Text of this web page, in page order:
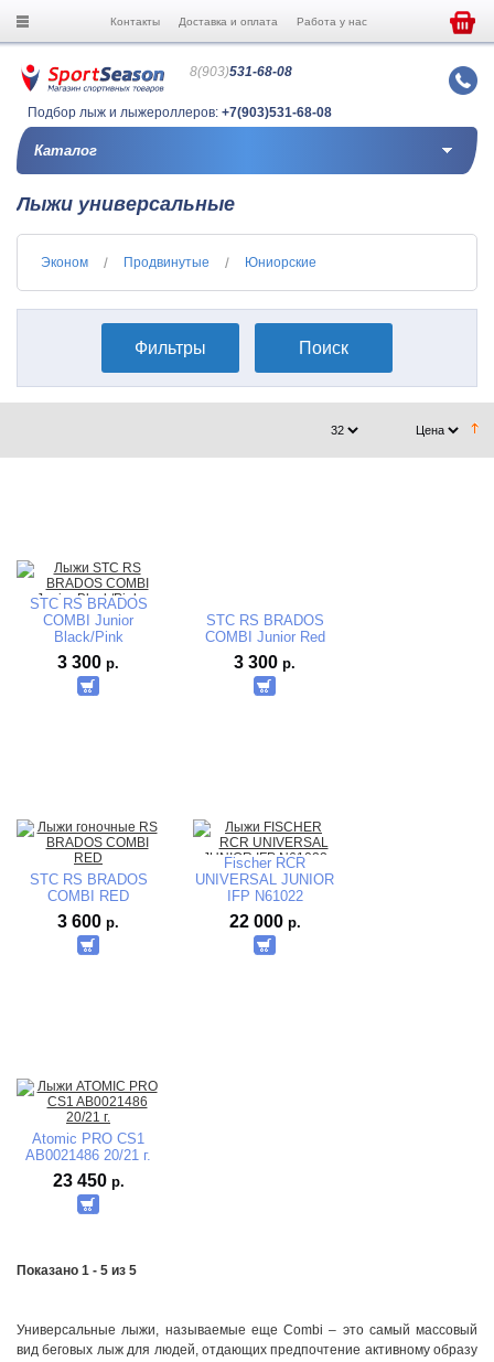
Контакты Доставка и оплата Работа у нас
8(903)531-68-08
Подбор лыж и лыжероллеров: +7(903)531-68-08
Каталог
Лыжи универсальные
Эконом Продвинутые Юниорские
Фильтры Поиск
STC RS BRADOS
COMBI Junior
Black/Pink
3 300 р.
STC RS BRADOS
COMBI Junior Red
3 300 р.
STC RS BRADOS
COMBI RED
3 600 р.
Fischer RCR
UNIVERSAL JUNIOR
IFP N61022
22 000 р.
Atomic PRO CS1
AB0021486 20/21 г.
23 450 р.
Показано 1 - 5 из 5
Универсальные лыжи, называемые еще Combi – это самый массовый
вид беговых лыж для людей, отдающих предпочтение активному образу